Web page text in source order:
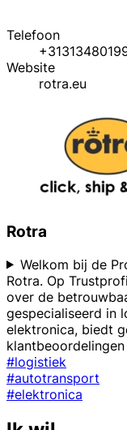
Telefoon
Website
rotra.eu
Rotra
Welkom bij de
Rotra. Op
over de
gespecialiseerd in
elektronica, biedt
klantbeoordelingen
#logistiek
#autotransport
#elektronica